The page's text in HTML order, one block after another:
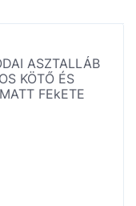
ASZTALLÁB
KÖTŐ ÉS
FEkETE